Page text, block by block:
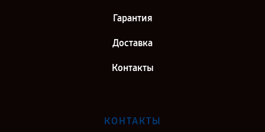
Гарантия
Доставка
Контакты
КОНТАКТЫ